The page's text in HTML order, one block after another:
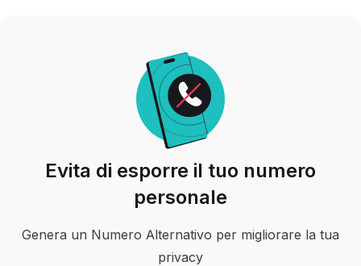
Evita di esporre il tuo numero
personale
Genera un Numero Alternativo per migliorare la tua
privacy